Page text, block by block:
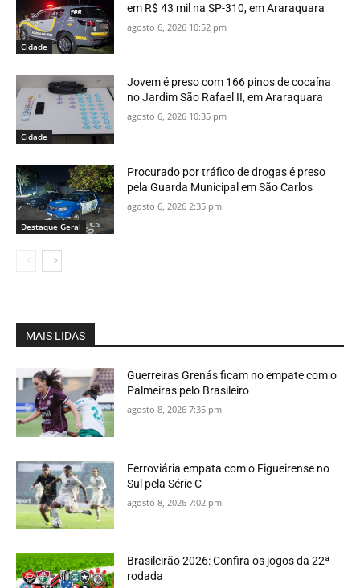
Cidade
em R$ 43 mil na SP-310, em Araraquara
agosto 6, 2026 10:52 pm
Cidade
Jovem é preso com 166 pinos de cocaína
no Jardim São Rafael II, em Araraquara
agosto 6, 2026 10:35 pm
Destaque Geral
Procurado por tráfico de drogas é preso
pela Guarda Municipal em São Carlos
agosto 6, 2026 2:35 pm
MAIS LIDAS
Guerreiras Grenás ficam no empate com o
Palmeiras pelo Brasileiro
agosto 8, 2026 7:35 pm
Ferroviária empata com o Figueirense no
Sul pela Série C
agosto 8, 2026 7:02 pm
Brasileirão 2026: Confira os jogos da 22ª
rodada